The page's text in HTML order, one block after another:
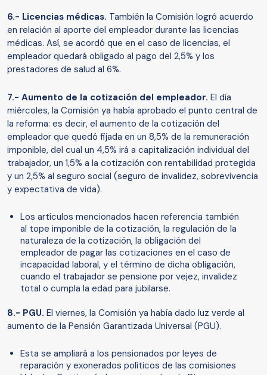
6.- Licencias médicas. También la Comisión logró acuerdo
en relación al aporte del empleador durante las licencias
médicas. Así, se acordó que en el caso de licencias, el
empleador quedará obligado al pago del 2,5% y los
prestadores de salud al 6%.
7.- Aumento de la cotización del empleador. El día
miércoles, la Comisión ya había aprobado el punto central de
la reforma: es decir, el aumento de la cotización del
empleador que quedó fijada en un 8,5% de la remuneración
imponible, del cual un 4,5% irá a capitalización individual del
trabajador, un 1,5% a la cotización con rentabilidad protegida
y un 2,5% al seguro social (seguro de invalidez, sobrevivencia
y expectativa de vida).
Los artículos mencionados hacen referencia también
al tope imponible de la cotización, la regulación de la
naturaleza de la cotización, la obligación del
empleador de pagar las cotizaciones en el caso de
incapacidad laboral, y el término de dicha obligación,
cuando el trabajador se pensione por vejez, invalidez
total o cumpla la edad para jubilarse.
8.- PGU. El viernes, la Comisión ya había dado luz verde al
aumento de la Pensión Garantizada Universal (PGU).
Esta se ampliará a los pensionados por leyes de
reparación y exonerados políticos de las comisiones